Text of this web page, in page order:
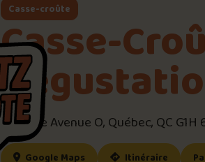
Casse-croûte
Casse-
4585 3e Avenue O, Québec, QC G1H
Google Maps (ce lien s’ouvrira dans
Itinéraire (ce